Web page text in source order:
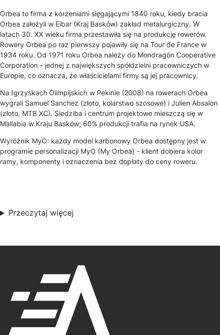
Orbea to firma z korzeniami sięgającymi 1840 roku, kiedy bracia
Orbea założyli w Eibar (Kraj Basków) zakład metalurgiczny. W
latach 30. XX wieku firma przestawiła się na produkcję rowerów.
Rowery Orbea po raz pierwszy pojawiły się na Tour de France w
1934 roku. Od 1971 roku Orbea należy do Mondragón Cooperative
Corporation - jednej z największych spółdzielni pracowniczych w
Europie, co oznacza, że właścicielami firmy są jej pracownicy.
Na Igrzyskach Olimpijskich w Pekinie (2008) na rowerach Orbea
wygrali Samuel Sanchez (złoto, kolarstwo szosowe) i Julien Absalon
(złoto, MTB XC). Siedziba i centrum projektowe mieszczą się w
Mallabia w Kraju Basków; 60% produkcji trafia na rynek USA.
Wyróżnik MyO: każdy model karbonowy Orbea dostępny jest w
programie personalizacji MyO (My Orbea) - klient dobiera kolor
ramy, komponenty i oznaczenia bez dopłaty do ceny roweru.
Przeczytaj więcej